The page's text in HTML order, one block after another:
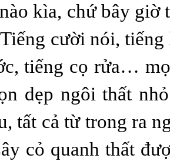
kìa, chứ bây giờ
cười nói, tiếng
tiếng cọ rửa…
dẹp ngôi thất
tất cả từ trong ra
cỏ quanh thất